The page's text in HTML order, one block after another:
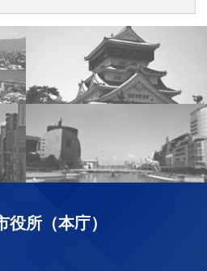
役所（本庁）